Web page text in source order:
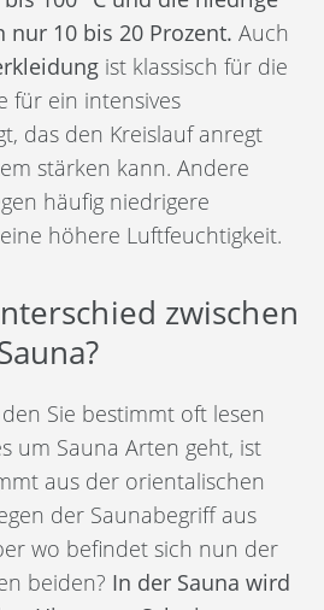
10 bis 20 Prozent. Auch
ist klassisch für die
für ein intensives
das den Kreislauf anregt
stärken kann. Andere
häufig niedrigere
höhere Luftfeuchtigkeit.
zwischen
Sie bestimmt oft lesen
um Sauna Arten geht, ist
aus der orientalischen
der Saunabegriff aus
wo befindet sich nun der
beiden? In der Sauna wird